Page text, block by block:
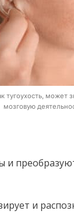
тугоухость, может
мозговую
и
и